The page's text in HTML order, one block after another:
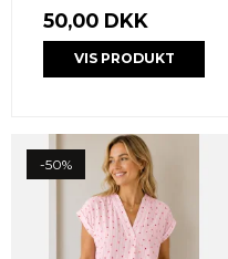
50,00 DKK
VIS PRODUKT
-50%